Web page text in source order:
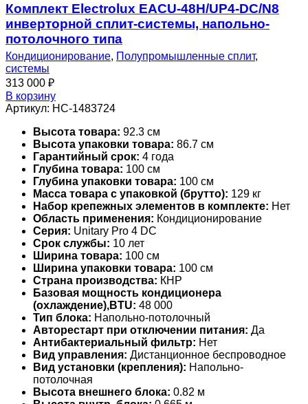
Комплект Electrolux EACU-48H/UP4-DC/N8
инверторной сплит-системы, напольно-
потолочного типа
Кондиционирование, Полупромышленные сплит,
системы
313 000 ₽
В корзину
Артикул: НС-1483724
Высота товара: 92.3 см
Высота упаковки товара: 86.7 см
Гарантийный срок: 4 года
Глубина товара: 100 см
Глубина упаковки товара: 100 см
Масса товара с упаковкой (брутто): 129 кг
Набор крепежных элементов в комплекте: Нет
Область применения: Кондиционирование
Серия: Unitary Pro 4 DC
Срок службы: 10 лет
Ширина товара: 100 см
Ширина упаковки товара: 100 см
Страна производства: КНР
Базовая мощность кондиционера
(охлаждение),BTU: 48 000
Тип блока: Напольно-потолочный
Авторестарт при отключении питания: Да
Антибактериальный фильтр: Нет
Вид управления: Дистанционное беспроводное
Вид установки (крепления): Напольно-
потолочная
Высота внешнего блока: 0.82 м